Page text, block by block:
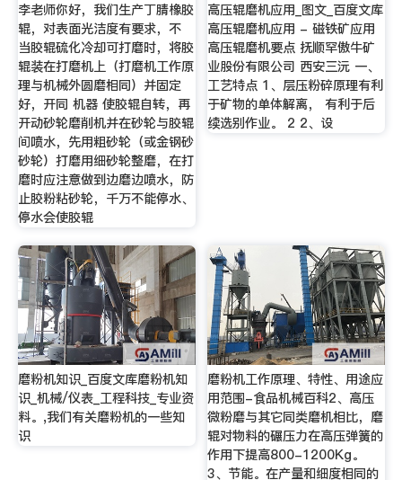
李老师你好，我们生产丁腈橡胶
辊，对表面光洁度有要求，不
当胶辊硫化冷却可打磨时，将胶
辊装在打磨机上（打磨机工作原
理与机械外圆磨相同）并固定
好，开同 机器 使胶辊自转，再
开动砂轮磨削机并在砂轮与胶辊
间喷水，先用粗砂轮（或金钢砂
砂轮）打磨用细砂轮整磨，在打
磨时应注意做到边磨边喷水，防
止胶粉粘砂轮，千万不能停水、
停水会使胶辊
高压辊磨机应用_图文_百度文库
高压辊磨机应用 - 磁铁矿应用
高压辊磨机要点 抚顺罕傲牛矿
业股份有限公司 西安三沅 一、
工艺特点 1、层压粉碎原理有利
于矿物的单体解离， 有利于后
续选别作业。 2 2、设
磨粉机知识_百度文库磨粉机知
识_机械/仪表_工程科技_专业资
料。,我们有关磨粉机的一些知
识
磨粉机工作原理、特性、用途应
用范围-食品机械百科2、高压
微粉磨与其它同类磨机相比，磨
辊对物料的碾压力在高压弹簧的
作用下提高800-1200Kg。
3、节能。在产量和细度相同的